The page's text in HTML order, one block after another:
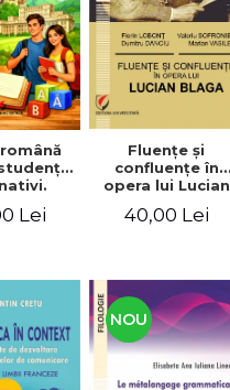
şi
A1-B2
Lei
Fluenţe şi
confluenţe în
opera lui Lucian
40,00 Lei
NOU